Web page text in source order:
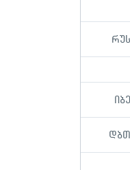
რუს
იბე
დბთ